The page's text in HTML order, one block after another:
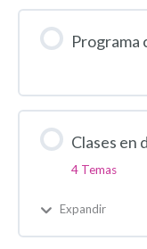
Programa
Clases en
4 Temas
Expandir